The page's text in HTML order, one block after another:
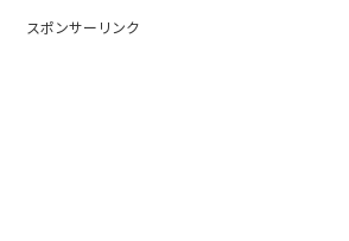
スポンサーリンク